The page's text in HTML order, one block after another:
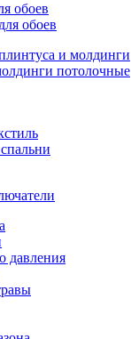
обоев
обоев
и молдинги
потолочные
давления